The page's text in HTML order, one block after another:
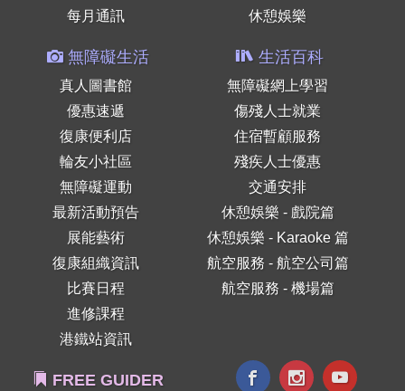
每月通訊
休憩娛樂
無障礙生活
真人圖書館
優惠速遞
復康便利店
輪友小社區
無障礙運動
最新活動預告
展能藝術
復康組織資訊
比賽日程
進修課程
港鐵站資訊
生活百科
無障礙網上學習
傷殘人士就業
住宿暫顧服務
殘疾人士優惠
交通安排
休憩娛樂 - 戲院篇
休憩娛樂 - Karaoke 篇
航空服務 - 航空公司篇
航空服務 - 機場篇
FREE GUIDER